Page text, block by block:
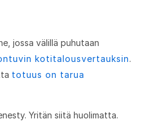
jossa välillä puhutaan
kotitalousvertauksin.
totuus on tarua
Yritän siitä huolimatta.